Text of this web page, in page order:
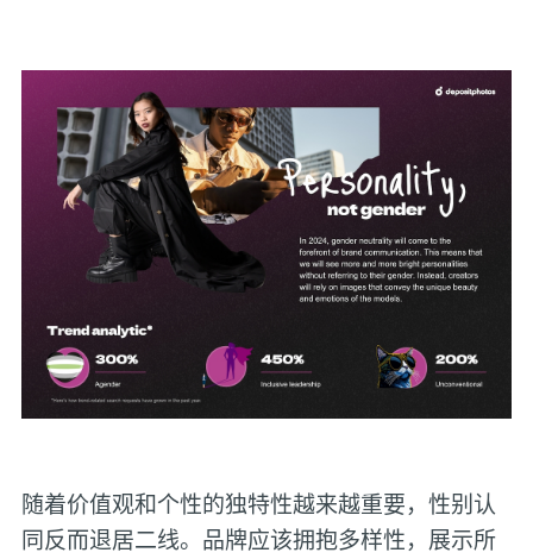
随着价值观和个性的独特性越来越重要，性别认
同反而退居二线。品牌应该拥抱多样性，展示所